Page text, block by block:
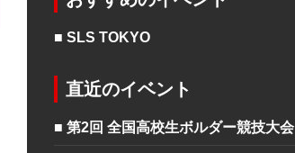
■ SLS TOKYO
直近のイベント
■ 第2回 全国高校生ボルダー競技大会